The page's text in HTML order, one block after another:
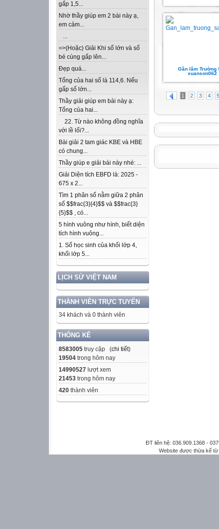
gấp 1,5...
Nhờ thầy giúp em 2 bài này ạ,
em cảm...
...
=>(Hoặc) Giải Khi số lớn và số
bé cùng gấp lên...
Đẹp quá...
Tổng của hai số là 114,6. Nếu
gấp số lớn...
Thầy giải giúp em bài này ạ:
Tổng của hai...
22. Từ nào không đồng nghĩa
với lề lối?...
Bài giải 2 tam giác KBE và HBE
có chung...
Thầy giúp e giải bài này nhé: ...
Giải Diện tích EBFD là: 2025 -
675 x 2...
Tìm 1 phân số nằm giữa 2 phân
số $$frac{3}{4}$$ và $$frac{3}
{5}$$ , có...
5 hình vuông như hình, biết diện
tích hình vuông...
1. Số học sinh của khối lớp 4,
khối lớp 5...
LỊCH SỬ VIỆT NAM
THÀNH VIÊN TRỰC TUYẾN
34 khách và 0 thành viên
THỐNG KÊ
8583005 truy cập (chi tiết)
19504 trong hôm nay
14990527 lượt xem
21453 trong hôm nay
420 thành viên
Gần lắm Trường
xuanson062
1 2 3 4 5
ĐT liên hệ: 036.909.1368 -
Website được thừa kế từ